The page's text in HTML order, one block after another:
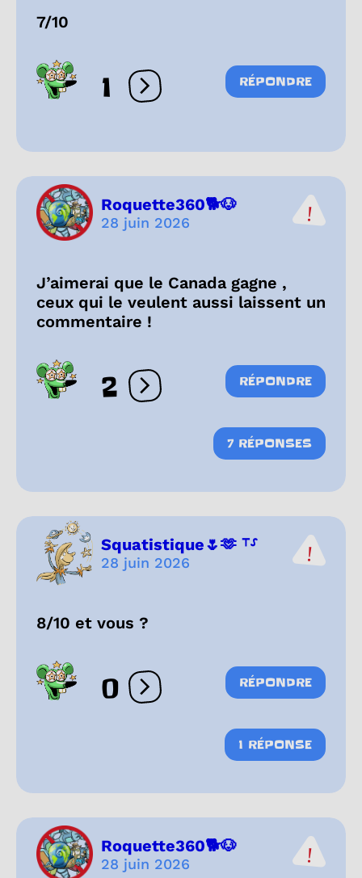
7/10
1 Ouvrir les réactions
RÉPONDRE
Roquette360🐕🐶
28 juin 2026
J’aimerai que le Canada gagne ,
ceux qui le veulent aussi laissent un
commentaire !
2 Ouvrir les réactions
RÉPONDRE
7 RÉPONSES
Squatistique🌷🫶 ⸆⸉
28 juin 2026
8/10 et vous ?
0 Ouvrir les réactions
RÉPONDRE
1 RÉPONSE
Roquette360🐕🐶
28 juin 2026